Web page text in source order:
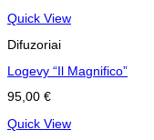
Quick View
Difuzoriai
Logevy “Il Magnifico”
95,00 €
Quick View